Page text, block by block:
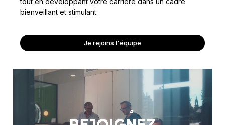
bienveillant et stimulant.
Je rejoins l'équipe